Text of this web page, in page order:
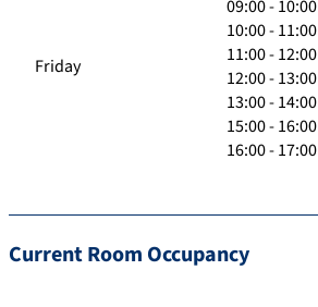
Friday
09:00 - 10:00
10:00 - 11:00
11:00 - 12:00
12:00 - 13:00
13:00 - 14:00
15:00 - 16:00
16:00 - 17:00
Current Room Occupancy